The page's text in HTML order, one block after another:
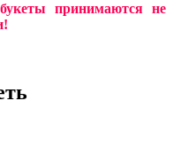
принимаются не